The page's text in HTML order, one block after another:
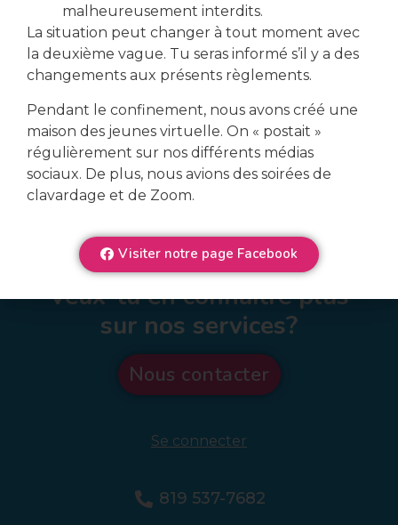
Veux-tu en connaître plus
sur nos services?
Nous contacter
Se connecter
819 537-7682
malheureusement interdits.
La situation peut changer à tout moment avec
la deuxième vague. Tu seras informé s’il y a des
changements aux présents règlements.
Pendant le confinement, nous avons créé une
maison des jeunes virtuelle. On « postait »
régulièrement sur nos différents médias
sociaux. De plus, nous avions des soirées de
clavardage et de Zoom.
Visiter notre page Facebook